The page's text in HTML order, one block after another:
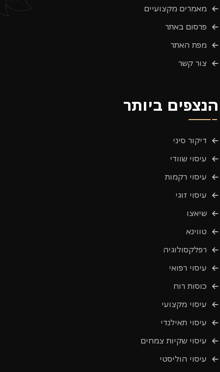
מאמרים מקצועיים
פרסום באתר
מפת האתר
צור קשר
הנצפים ביותר
דיקור סיני
עיסוי שוודי
עיסוי רקמות
עיסוי זוגי
שיאצו
טווינא
רפלקסולוגיה
עיסוי רפואי
כוסות רוח
עיסוי מקצועי
עיסוי תאילנדי
עיסוי שקיות צמחים
עיסוי הוליסטי